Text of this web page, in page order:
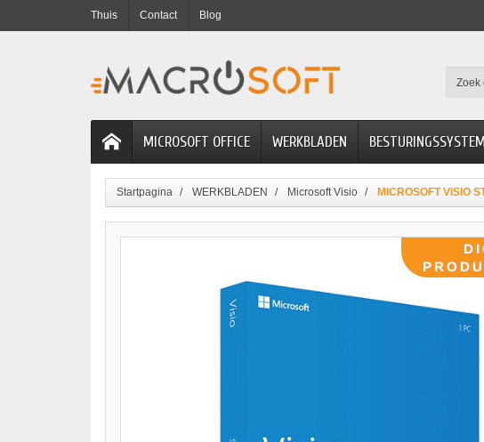
Thuis Contact Blog
MICROSOFT OFFICE WERKBLADEN
Startpagina WERKBLADEN Microsoft Visio MICROSOFT VISIO